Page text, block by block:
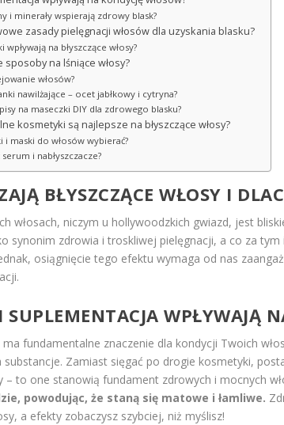
i minerały wspierają zdrowy blask?
zasady pielęgnacji włosów dla uzyskania blasku?
wpływają na błyszczące włosy?
sposoby na lśniące włosy?
włosów?
nawilżające – ocet jabłkowy i cytryna?
na maseczki DIY dla zdrowego blasku?
kosmetyki są najlepsze na błyszczące włosy?
i maski do włosów wybierać?
serum i nabłyszczacze?
BŁYSZCZĄCE WŁOSY I
włosach, niczym u hollywoodzkich gwiazd, jest
synonim zdrowia i troskliwej pielęgnacji, a co za
osiągnięcie tego efektu wymaga od nas
SUPLEMENTACJA WPŁYWAJĄ
fundamentalne znaczenie dla kondycji Twoich
substancje. Zamiast sięgać po drogie kosmetyki,
– to one stanowią fundament zdrowych i mocnych
powodując, że staną się matowe i łamliwe.
a efekty zobaczysz szybciej, niż myślisz!